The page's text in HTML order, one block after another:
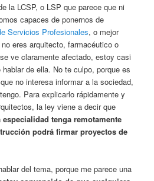
la LCSP, o LSP que parece que ni
capaces de ponernos de
Servicios Profesionales, o mejor
eres arquitecto, farmacéutico o
ve claramente afectado, estoy casi
de ella. No te culpo, porque es
no interesa informar a la sociedad,
Para explicarlo rápidamente y
la ley viene a decir que
tenga remotamente
podrá firmar proyectos de
del tema, porque me parece una